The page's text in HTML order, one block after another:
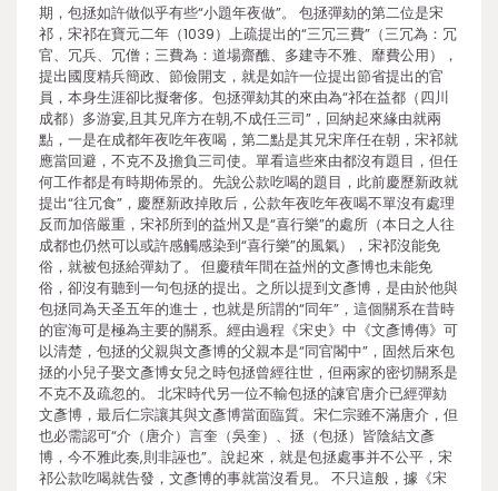
期，包拯如許做似乎有些“小題年夜做”。 包拯彈劾的第二位是宋
祁，宋祁在寶元二年（1039）上疏提出的“三冗三費”（三冗為：冗
官、冗兵、冗僧；三費為：道場齋醮、多建寺不雅、靡費公用），
提出國度精兵簡政、節儉開支，就是如許一位提出節省提出的官
員，本身生涯卻比擬奢侈。包拯彈劾其的來由為“祁在益都（四川
成都）多游宴,且其兄庠方在朝,不成任三司”，回納起來緣由就兩
點，一是在成都年夜吃年夜喝，第二點是其兄宋庠任在朝，宋祁就
應當回避，不克不及擔負三司使。單看這些來由都沒有題目，但任
何工作都是有時期佈景的。先說公款吃喝的題目，此前慶歷新政就
提出“往冗食”，慶歷新政掉敗后，公款年夜吃年夜喝不單沒有處理
反而加倍嚴重，宋祁所到的益州又是“喜行樂”的處所（本日之人往
成都也仍然可以或許感觸感染到“喜行樂”的風氣），宋祁沒能免
俗，就被包拯給彈劾了。 但慶積年間在益州的文彥博也未能免
俗，卻沒有聽到一句包拯的提出。之所以提到文彥博，是由於他與
包拯同為天圣五年的進士，也就是所謂的“同年”，這個關系在昔時
的宦海可是極為主要的關系。經由過程《宋史》中《文彥博傳》可
以清楚，包拯的父親與文彥博的父親本是“同官閣中”，固然后來包
拯的小兒子娶文彥博女兒之時包拯曾經往世，但兩家的密切關系是
不克不及疏忽的。 北宋時代另一位不輸包拯的諫官唐介已經彈劾
文彥博，最后仁宗讓其與文彥博當面臨質。宋仁宗雖不滿唐介，但
也必需認可“介（唐介）言奎（吳奎）、拯（包拯）皆陰結文彥
博，今不雅此奏,則非誣也”。說起來，就是包拯處事并不公平，宋
祁公款吃喝就告發，文彥博的事就當沒看見。 不只這般，據《宋